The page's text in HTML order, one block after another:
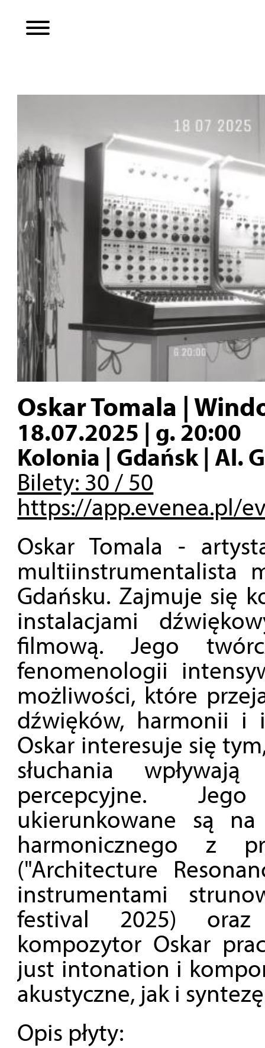
Oskar Tomala |
18.07.2025 | g. 20:00
Kolonia | Gdańsk | Al.
Bilety: 30 / 50
https://app.evenea.pl/
Oskar Tomala -
multiinstrumentalista
Gdańsku. Zajmuje się
instalacjami
filmową. Jego
fenomenologii
możliwości, które
dźwięków, harmonii i
Oskar interesuje się
słuchania
percepcyjne.
ukierunkowane są
harmonicznego z
("Architecture
instrumentami
festival 2025)
kompozytor Oskar
just intonation i
akustyczne, jak i
Opis płyty: